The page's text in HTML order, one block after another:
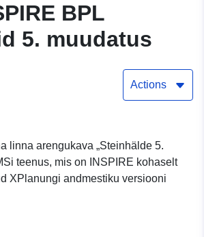
BPL
5. muudatus
Actions
linna arengukava „Steinhälde 5.
teenus, mis on INSPIRE kohaselt
XPlanungi andmestiku versiooni